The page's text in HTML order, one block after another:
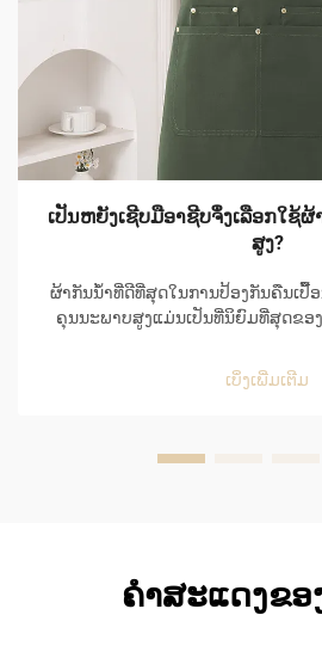
ເປັນຫຍັງເຊີບມືອາຊີບຈຶ່ງເລືອກໃຊ້
ສູງ?
ຜ້າກັນນ້ຳທີ່ດີທີ່ສຸດໃນການປ້ອງກັນຄືນເປື້
ຄຸນນະພາບສູງແມ່ນເປັນທີ່ນິຍົມທີ່ສຸດຂອ
ຍັງເຮັດໃຫ້ໃຊ້ງ່າຍໃນສະພາບແວດລ້ອມທີ່
ຂອງຄິດເຊີນ...
ເບິ່ງເພີ່ມເຕີມ
ຄຳສະແດງຂອ